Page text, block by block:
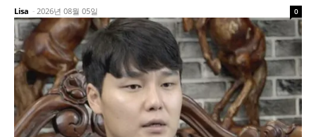
Lisa - 2026년 08월 05일 0